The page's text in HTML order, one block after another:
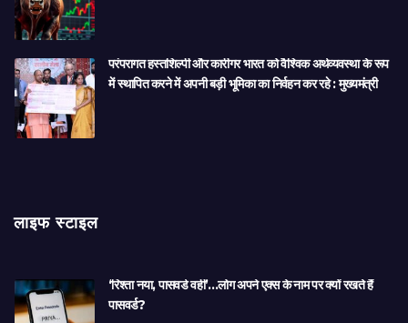
परंपरागत हस्तशिल्पी और कारीगर भारत को वैश्विक अर्थव्यवस्था के रूप
में स्थापित करने में अपनी बड़ी भूमिका का निर्वहन कर रहे : मुख्यमंत्री
लाइफ स्टाइल
‘रिश्ता नया, पासवर्ड वही’…लोग अपने एक्स के नाम पर क्यों रखते हैं
पासवर्ड?